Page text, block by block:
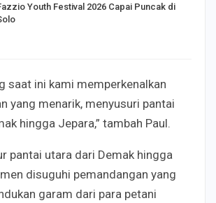
Youth Festival 2026 Capai Puncak di
saat ini kami memperkenalkan
yang menarik, menyusuri pantai
hingga Jepara,” tambah Paul.
pantai utara dari Demak hingga
disuguhi pemandangan yang
garam dari para petani